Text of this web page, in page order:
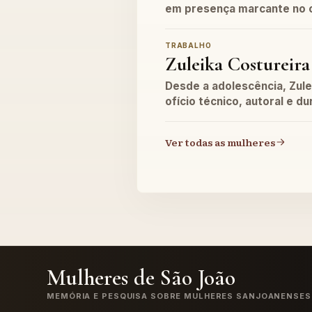
em presença marcante no
TRABALHO
Zuleika Costureira
Desde a adolescência,
ofício técnico, autoral e
Ver todas as mulheres
Mulheres de São João
MEMÓRIA E PESQUISA SOBRE MULHERES SANJOANENSES